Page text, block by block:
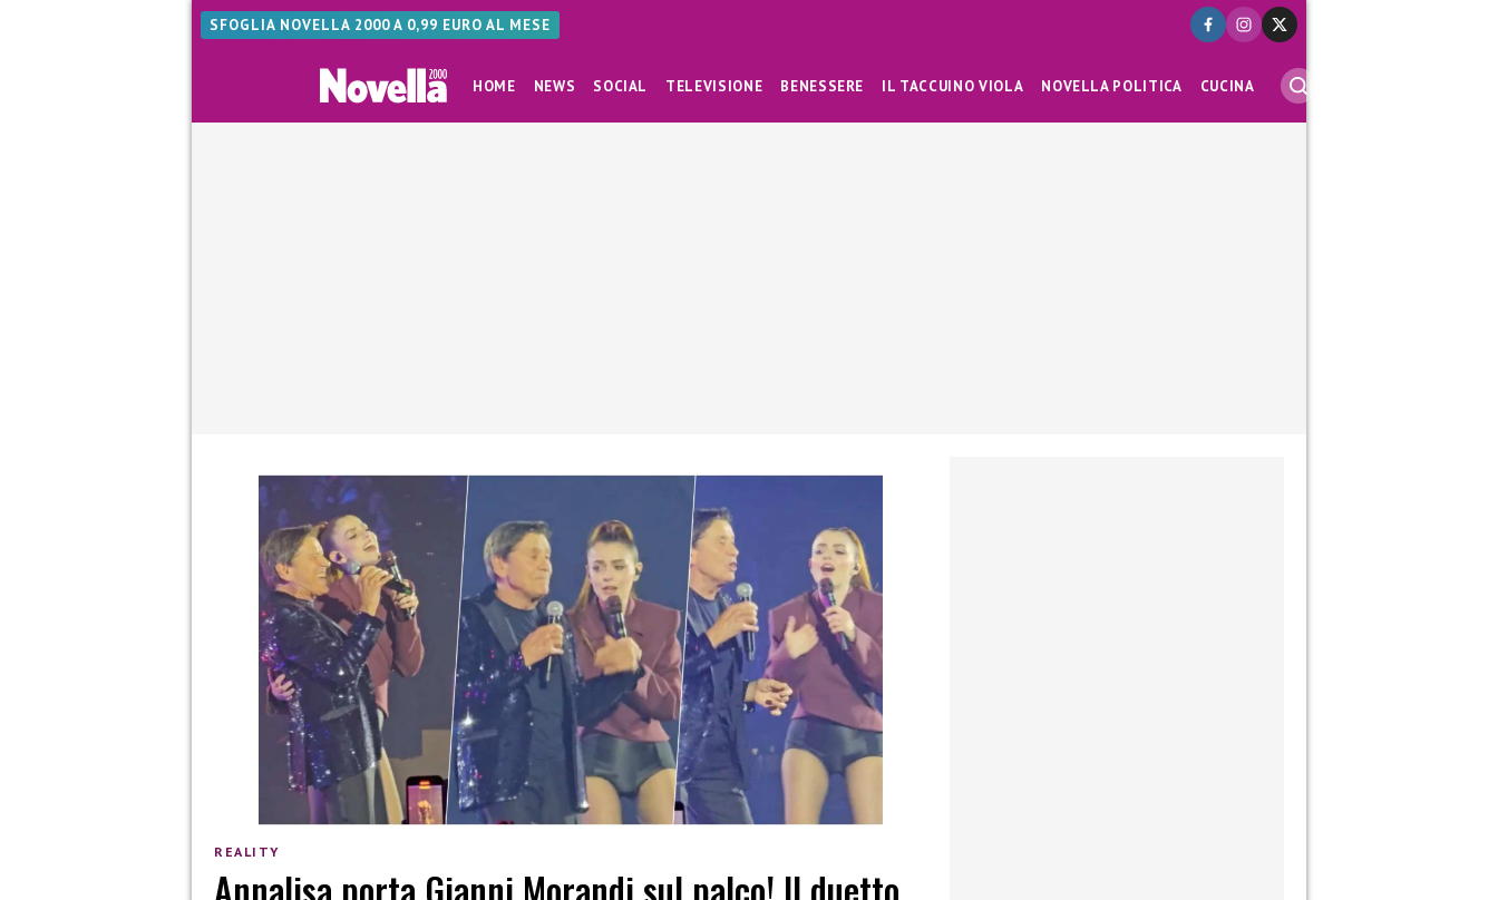
SFOGLIA NOVELLA 2000 A 0,99 EURO AL MESE
HOME NEWS SOCIAL TELEVISIONE BENESSERE IL TACCUINO VIOLA NOVELLA POLITICA CUCINA
REALITY